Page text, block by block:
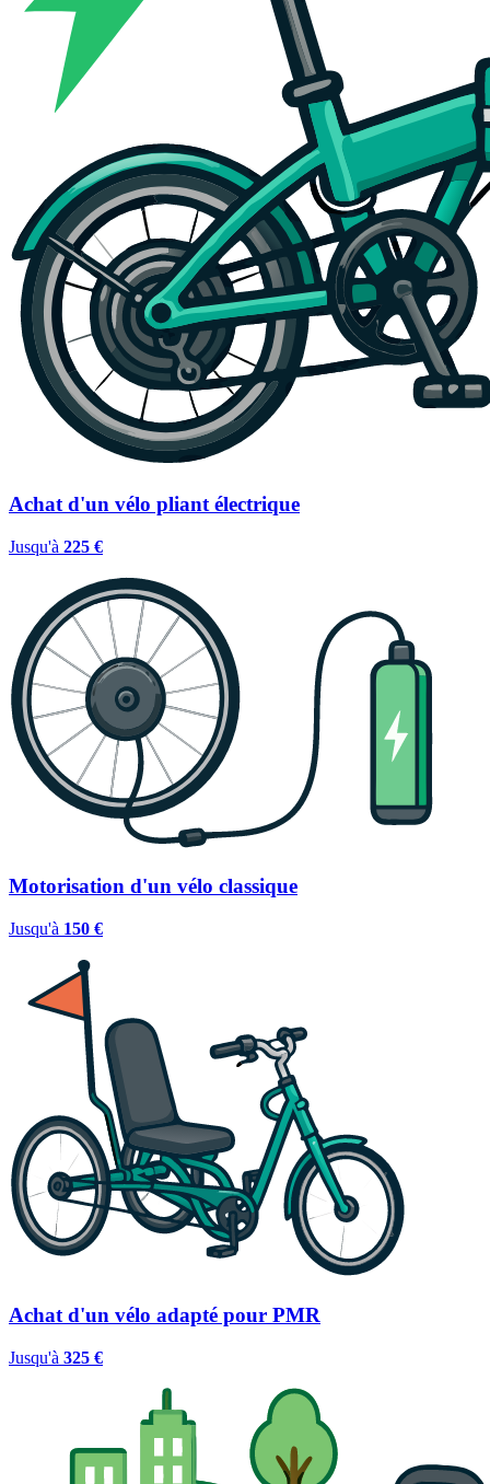
Achat d'un vélo pliant électrique
Jusqu'à 225 €
Motorisation d'un vélo classique
Jusqu'à 150 €
Achat d'un vélo adapté pour PMR
Jusqu'à 325 €